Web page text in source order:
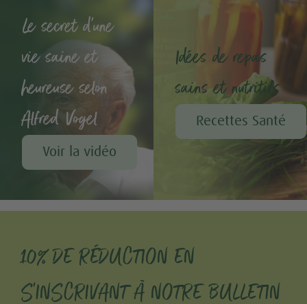
Le secret d'une
vie saine et
heureuse selon
Alfred Vogel
Voir la vidéo
Idées de repas
sains et nutritifs
Recettes Santé
10% DE RÉDUCTION EN
S'INSCRIVANT À NOTRE BULLETIN